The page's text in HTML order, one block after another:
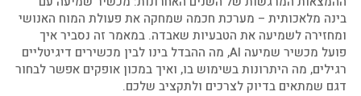
בינה מלאכותית – מערכת חכמה שמחקה את פעולת המוח האנושי
ומחזירה לשמיעה את הטבעיות שאבדה. במאמר זה נסביר איך
פועל מכשיר שמיעה AI, מה ההבדל בינו לבין מכשירים דיגיטליים
רגילים, מה היתרונות בשימוש בו, ואיך במכון אופקים אפשר לבחור
דגם שמתאים בדיוק לצרכים ולתקציב שלכם.